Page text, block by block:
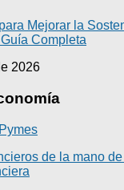
Mejorar la
Completa
2026
Pymes
de la mano